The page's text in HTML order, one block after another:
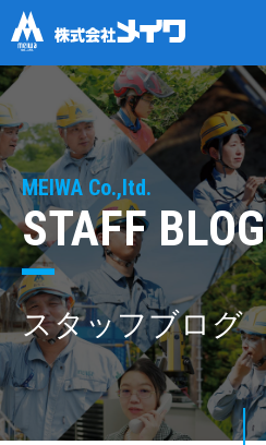
MEIWA Co.,ltd.
STAFF BLOG
スタッフブログ